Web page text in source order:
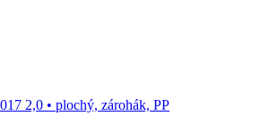
2,0 • plochý, zárohák, PP